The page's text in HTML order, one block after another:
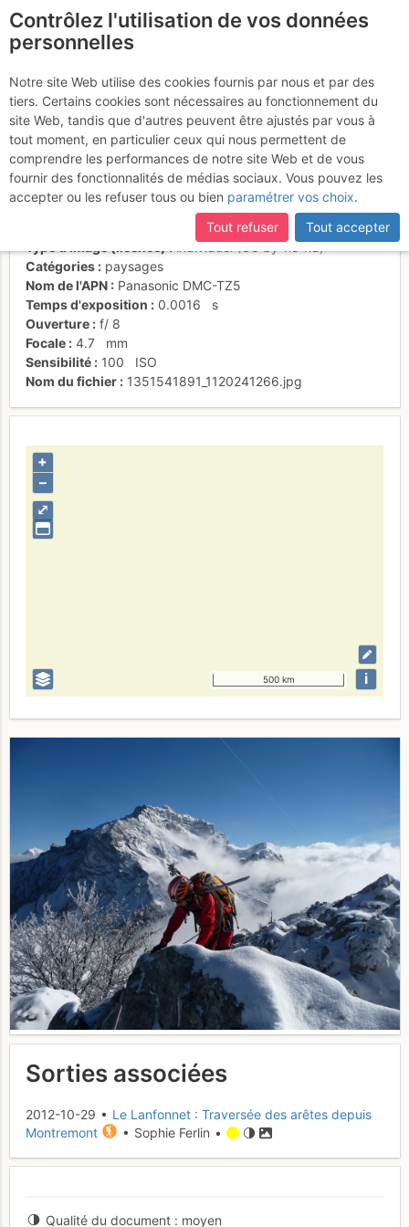
Sur l'arête, la Tournette
derrière
Activités
Date/heure
individuel (CC by-nc-nd)
Catégories
paysages
Nom de l'APN
Panasonic DMC-TZ5
Temps d'exposition
0.0016
s
Ouverture
f/ 8
Focale
4.7
mm
Sensibilité
100
ISO
Nom du fichier
1351541891_1120241266.jpg
⤢
+
–
500 km i
Sorties associées
2012-10-29 • Le Lanfonnet : Traversée des arêtes depuis
Montremont
• Sophie Ferlin •
Qualité du document moyen
Contrôlez l'utilisation de vos données
personnelles
Notre site Web utilise des cookies fournis par nous et par des
tiers. Certains cookies sont nécessaires au fonctionnement du
site Web, tandis que d'autres peuvent être ajustés par vous à
tout moment, en particulier ceux qui nous permettent de
comprendre les performances de notre site Web et de vous
fournir des fonctionnalités de médias sociaux. Vous pouvez les
accepter ou les refuser tous ou bien paramétrer vos choix.
Tout refuser
Tout accepter